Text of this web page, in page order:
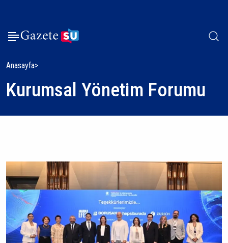
Anasayfa
Kurumsal Yönetim Forumu